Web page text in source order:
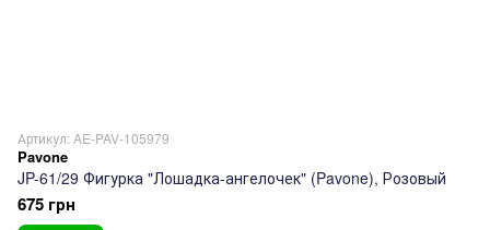
Артикул: AE-PAV-105979
Pavone
JP-61/29 Фигурка "Лошадка-ангелочек" (Pavone), Розовый
675 грн